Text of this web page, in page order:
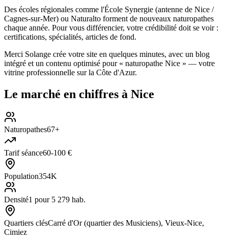
Des écoles régionales comme l'École Synergie (antenne de Nice /
Cagnes-sur-Mer) ou Naturalto forment de nouveaux naturopathes
chaque année. Pour vous différencier, votre crédibilité doit se voir :
certifications, spécialités, articles de fond.
Merci Solange crée votre site en quelques minutes, avec un blog
intégré et un contenu optimisé pour « naturopathe Nice » — votre
vitrine professionnelle sur la Côte d'Azur.
Le marché en chiffres à Nice
Naturopathes67+
Tarif séance60-100 €
Population354K
Densité1 pour 5 279 hab.
Quartiers clésCarré d'Or (quartier des Musiciens), Vieux-Nice,
Cimiez